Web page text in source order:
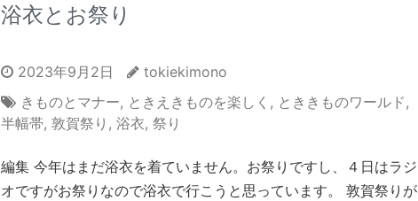
浴衣とお祭り
2023年9月2日
tokiekimono
きものとマナー, ときえきものを楽しく , とききものワールド,
半幅帯, 敦賀祭り , 浴衣, 祭り
編集 今年はまだ浴衣を着ていません。お祭りですし、４日はラジ
オですがお祭りなので浴衣で行こうと思っています。 敦賀祭りが